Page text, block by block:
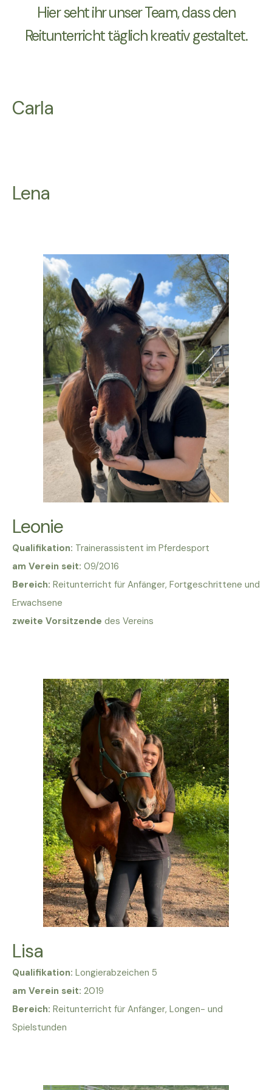
Hier seht ihr unser Team, dass den
Reitunterricht täglich kreativ gestaltet.
Carla
Lena
Leonie
Qualifikation: Trainerassistent im Pferdesport
am Verein seit: 09/2016
Bereich: Reitunterricht für Anfänger, Fortgeschrittene und
Erwachsene
zweite Vorsitzende des Vereins
Lisa
Qualifikation: Longierabzeichen 5
am Verein seit: 2019
Bereich: Reitunterricht für Anfänger, Longen- und
Spielstunden